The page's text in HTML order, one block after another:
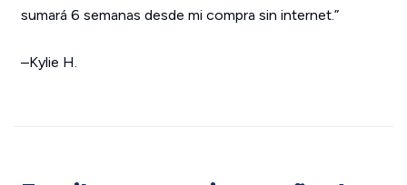
sumará 6 semanas desde mi compra sin internet.”
–Kylie H.